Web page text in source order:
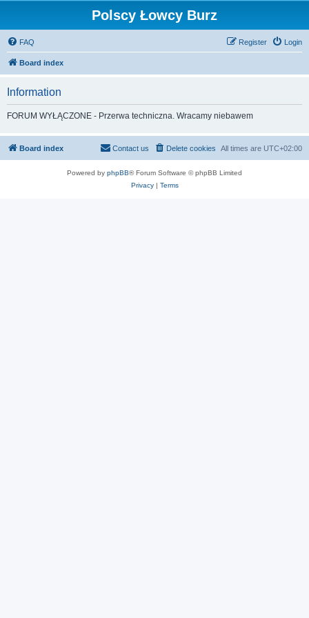
Polscy Łowcy Burz
FAQ Login
Register
Board index
Information
FORUM WYŁĄCZONE - Przerwa techniczna. Wracamy niebawem
Board index All times are UTC+02:00
Delete cookies
Contact us
Powered by phpBB® Forum Software © phpBB Limited
Privacy| Terms